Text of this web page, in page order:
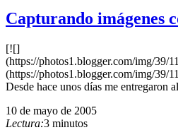
Capturando imágenes
[![]
(https://photos1.blogger.com/img/39/
(https://photos1.blogger.com/img/39/
Desde hace unos días me entregaron
10 de mayo de 2005
Lectura:3 minutos